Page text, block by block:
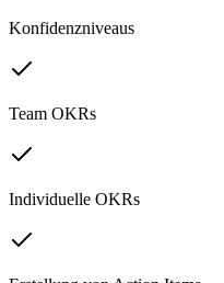
Konfidenzniveaus
Team OKRs
Individuelle OKRs